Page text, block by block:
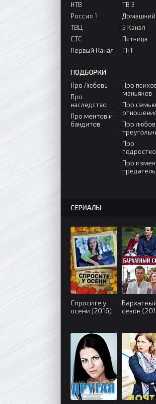
НТВ
Россия 1
ТВЦ
СТС
Первый Канал
ТВ 3
Домашний
5 Канал
Пятница
ТНТ
ПОДБОРКИ
Про Любовь
Про
наследство
Про ментов и
бандитов
Про
маньяков
Про
Про
Про
Про
СЕРИАЛЫ
Спросите у
осени (2016)
сезон